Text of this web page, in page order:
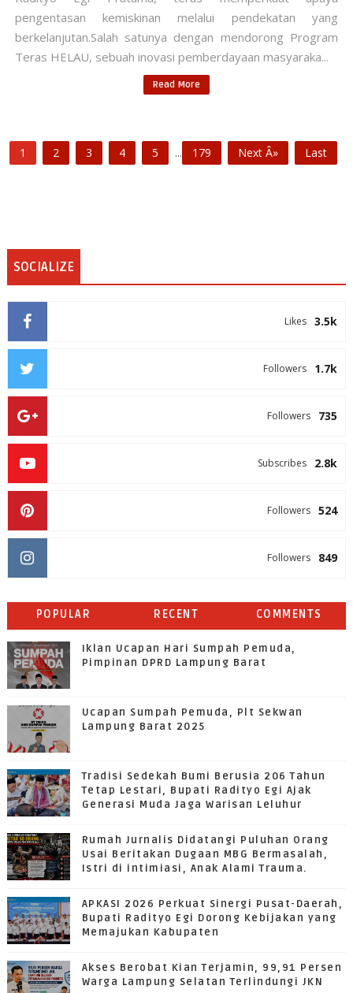
pengentasan kemiskinan melalui pendekatan yang
berkelanjutan.Salah satunya dengan mendorong Program
Teras HELAU, sebuah inovasi pemberdayaan masyaraka...
Read More
1 2 3 4 5 ... 179 Next Â» Last
SOCIALIZE
3.5k
Likes
1.7k
Followers
735
Followers
2.8k
Subscribes
524
Followers
849
Followers
POPULAR RECENT COMMENTS
Iklan Ucapan Hari Sumpah Pemuda,
Pimpinan DPRD Lampung Barat
Ucapan Sumpah Pemuda, Plt Sekwan
Lampung Barat 2025
Tradisi Sedekah Bumi Berusia 206 Tahun
Tetap Lestari, Bupati Radityo Egi Ajak
Generasi Muda Jaga Warisan Leluhur
Rumah Jurnalis Didatangi Puluhan Orang
Usai Beritakan Dugaan MBG Bermasalah,
Istri di intimiasi, Anak Alami Trauma.
APKASI 2026 Perkuat Sinergi Pusat-Daerah,
Bupati Radityo Egi Dorong Kebijakan yang
Memajukan Kabupaten
Akses Berobat Kian Terjamin, 99,91 Persen
Warga Lampung Selatan Terlindungi JKN